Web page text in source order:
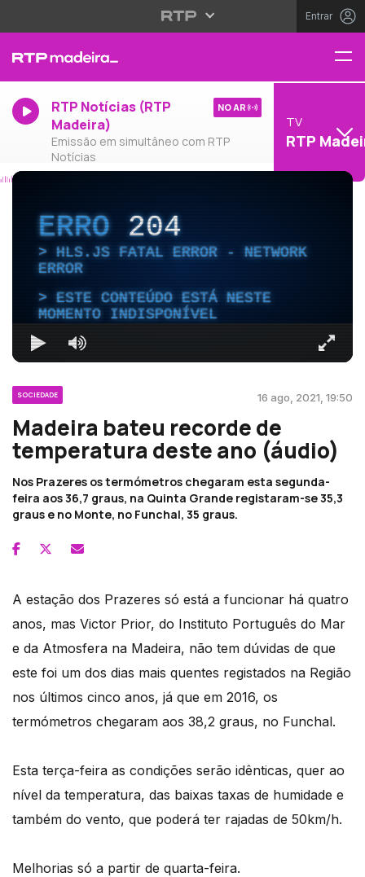
Entrar
RTP Notícias (RTP
Madeira)
Emissão em simultâneo com RTP
Notícias
NO AR
TV
RTP
ERRO204
HLS.JS FATAL ERROR - NETWORK
ERROR
ESTE CONTEÚDO ESTÁ NESTE
MOMENTO INDISPONÍVEL
SOCIEDADE 16 ago, 2021, 19:50
Madeira bateu recorde de
temperatura deste ano (áudio)
Nos Prazeres os termómetros chegaram esta segunda-
feira aos 36,7 graus, na Quinta Grande registaram-se 35,3
graus e no Monte, no Funchal, 35 graus.
A estação dos Prazeres só está a funcionar há quatro
anos, mas Victor Prior, do Instituto Português do Mar
e da Atmosfera na Madeira, não tem dúvidas de que
este foi um dos dias mais quentes registados na Região
nos últimos cinco anos, já que em 2016, os
termómetros chegaram aos 38,2 graus, no Funchal.
Esta terça-feira as condições serão idênticas, quer ao
nível da temperatura, das baixas taxas de humidade e
também do vento, que poderá ter rajadas de 50km/h.
Melhorias só a partir de quarta-feira.